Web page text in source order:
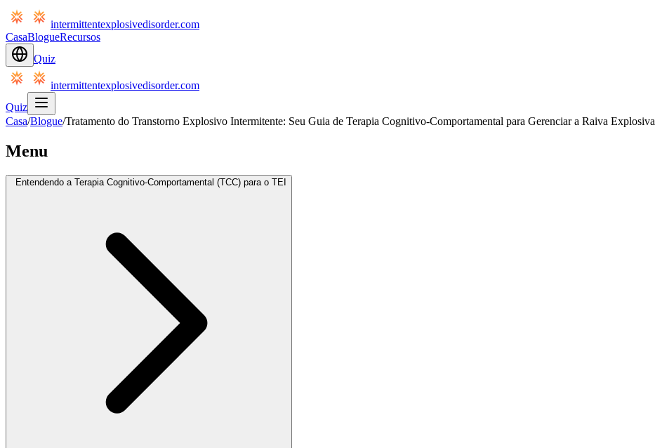
intermittentexplosivedisorder.com
CasaBlogueRecursos
Quiz
intermittentexplosivedisorder.com
Quiz
Casa/Blogue/Tratamento do Transtorno Explosivo Intermitente: Seu Guia de Terapia Cognitivo-Comportamental para Gerenciar a Raiva Explosiva
Menu
Entendendo a Terapia Cognitivo-Comportamental (TCC) para o TEI